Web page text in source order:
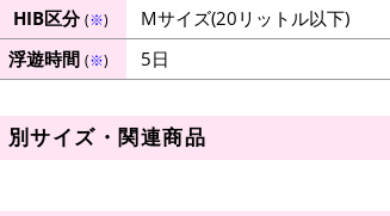
HIB区分(※)
Mサイズ(20リットル以下)
浮遊時間 (※) 5日
別サイズ・関連商品